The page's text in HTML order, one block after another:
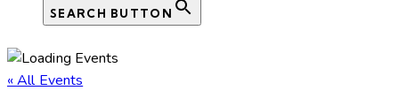
SEARCH BUTTON
« All Events